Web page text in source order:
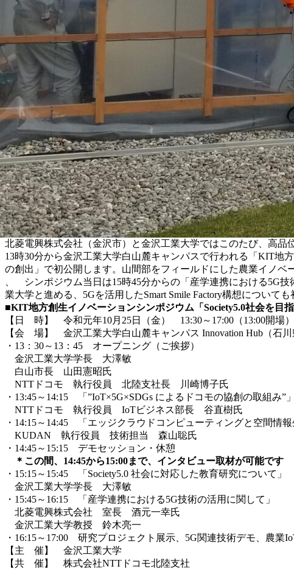
北菱電興株式会社（金沢市）と金沢工業大学ではこのたび、高品
13時30分から金沢工業大学白山麓キャンパスで行われる「KIT地
の創出」で初公開します。山間部をフィールドにした農業イノベ
、 シンポジウム当日は15時45分からの「産学連携における5G
業大学と進める、5Gを活用したSmart Smile Factory構想についても
■KIT地方創生イノベーションシンポジウム 「Society5.0社会を目
【日 時】 令和元年10月25日（金） 13:30～17:00（13:00開場）
【会 場】 金沢工業大学白山麓キャンパス Innovation Hub（石川
・13：30～13：45 オープニング（ご挨拶）
金沢工業大学学長 大澤敏
白山市長 山田憲昭氏
NTTドコモ 執行役員 北陸支社長 川崎博子氏
・13:45～14:15 「”IoT×5G×SDGs によるドコモの協創の取組み”」
NTTドコモ 執行役員 IoTビジネス部長 谷直樹氏
・14:15～14:45 「エッジクラウドコンピューティングと空間情報
KUDAN 執行役員 技術担当 森山聡氏
・14:45～15:15 デモセッション・休憩
＊この間、14:45から15:00まで、インタビュー取材が可能です
・15:15～15:45 「Society5.0 社会に対応した教育研究について」
金沢工業大学学長 大澤敏
・15:45～16:15 「産学連携における5G技術の活用に関して」
北菱電興株式会社 室長 酒元一幸氏
金沢工業大学教授 鈴木亮一
・16:15～17:00 研究プロジェクト展示、5G関連技術デモ、農業
【主 催】 金沢工業大学
【共 催】 株式会社NTTドコモ北陸支社